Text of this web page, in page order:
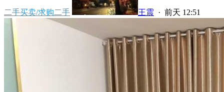
二手买卖/求购二手 王震 · 前天 12:51